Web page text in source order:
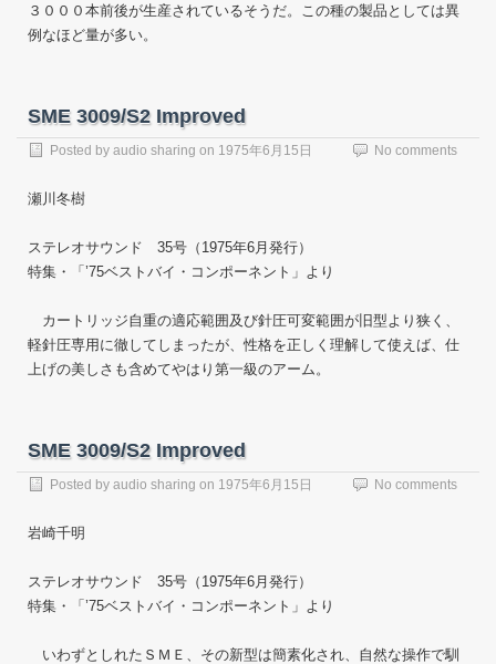
３０００本前後が生産されているそうだ。この種の製品としては異
例なほど量が多い。
SME 3009/S2 Improved
Posted by audio sharing on 1975年6月15日 No comments
瀬川冬樹
ステレオサウンド 35号（1975年6月発行）
特集・「’75ベストバイ・コンポーネント」より
カートリッジ自重の適応範囲及び針圧可変範囲が旧型より狭く、
軽針圧専用に徹してしまったが、性格を正しく理解して使えば、仕
上げの美しさも含めてやはり第一級のアーム。
SME 3009/S2 Improved
Posted by audio sharing on 1975年6月15日 No comments
岩崎千明
ステレオサウンド 35号（1975年6月発行）
特集・「’75ベストバイ・コンポーネント」より
いわずとしれたＳＭＥ、その新型は簡素化され、自然な操作で馴